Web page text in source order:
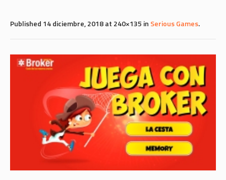
Published 14 diciembre, 2018at 240×135 in Serious Games.